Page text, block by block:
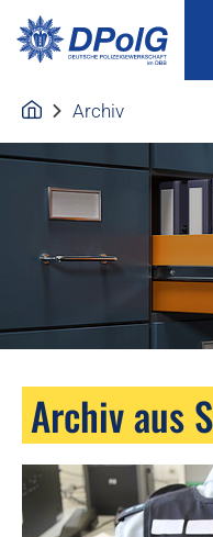
Archiv
Archiv aus